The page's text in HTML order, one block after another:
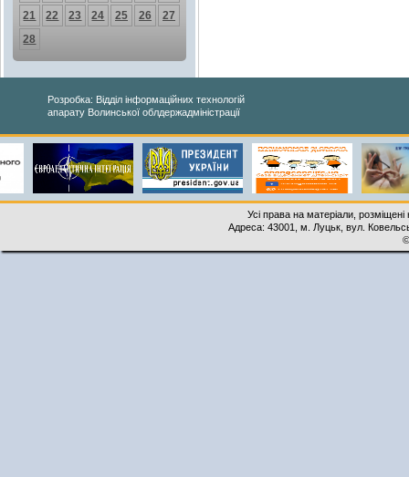
21
22 23 24 25 26
27
28
Розробка: Відділ інформаційних технологій
апарату Волинської облдержадміністрації
Усі права на матеріали,
Адреса: 43001, м. Луцьк, вул.